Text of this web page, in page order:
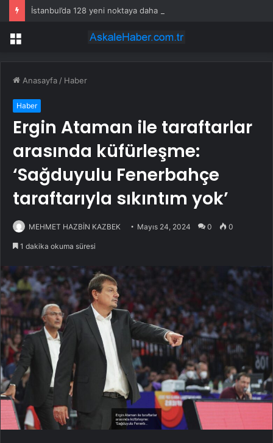
İstanbul’da 128 yeni noktaya daha EDS geliyor
Menü
Anasayfa / Haber
Haber
Ergin Ataman ile taraftarlar
arasında küfürleşme:
‘Sağduyulu Fenerbahçe
taraftarıyla sıkıntım yok’
MEHMET HAZBİN KAZBEK Mayıs 24, 2024 0 0
1 dakika okuma süresi